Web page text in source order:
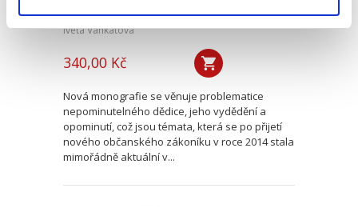
Iveta Vankátová
340,00 Kč
Nová monografie se věnuje problematice
nepominutelného dědice, jeho vydědění a
opominutí, což jsou témata, která se po přijetí
nového občanského zákoníku v roce 2014 stala
mimořádně aktuální v...